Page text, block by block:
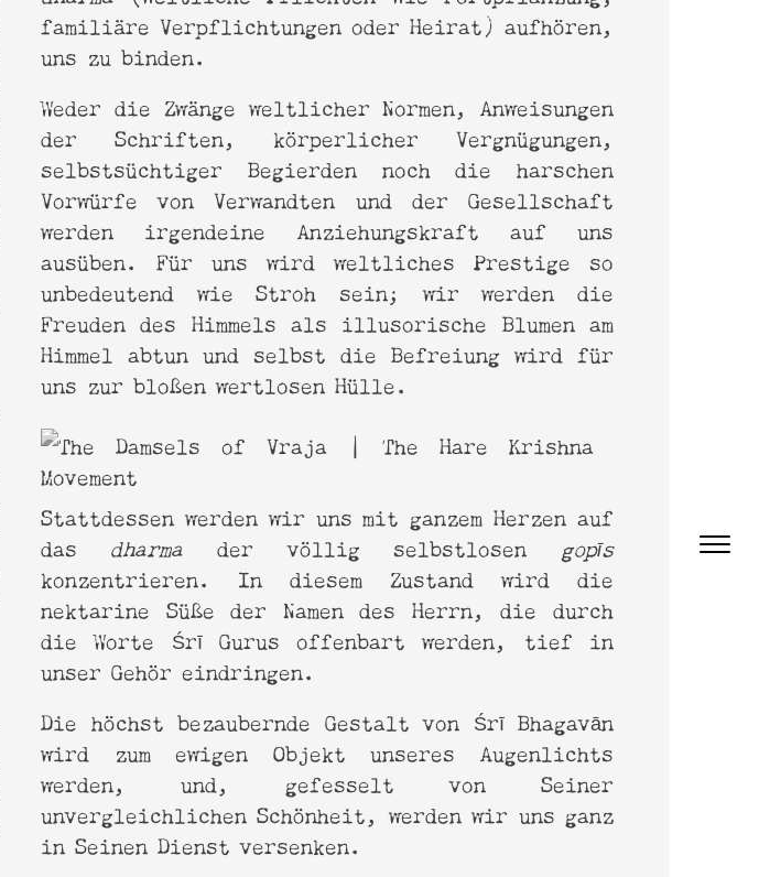
familiäre Verpflichtungen oder Heirat) aufhören,
uns zu binden.
Weder die Zwänge weltlicher Normen, Anweisungen
der Schriften, körperlicher Vergnügungen,
selbstsüchtiger Begierden noch die harschen
Vorwürfe von Verwandten und der Gesellschaft
werden irgendeine Anziehungskraft auf uns
ausüben. Für uns wird weltliches Prestige so
unbedeutend wie Stroh sein; wir werden die
Freuden des Himmels als illusorische Blumen am
Himmel abtun und selbst die Befreiung wird für
uns zur bloßen wertlosen Hülle.
Stattdessen werden wir uns mit ganzem Herzen auf
das dharmader völlig selbstlosen gopīs
konzentrieren. In diesem Zustand wird die
nektarine Süße der Namen des Herrn, die durch
die Worte Śrī Gurus offenbart werden, tief in
unser Gehör eindringen.
Die höchst bezaubernde Gestalt von Śrī Bhagavān
wird zum ewigen Objekt unseres Augenlichts
werden, und, gefesselt von Seiner
unvergleichlichen Schönheit, werden wir uns ganz
in Seinen Dienst versenken.